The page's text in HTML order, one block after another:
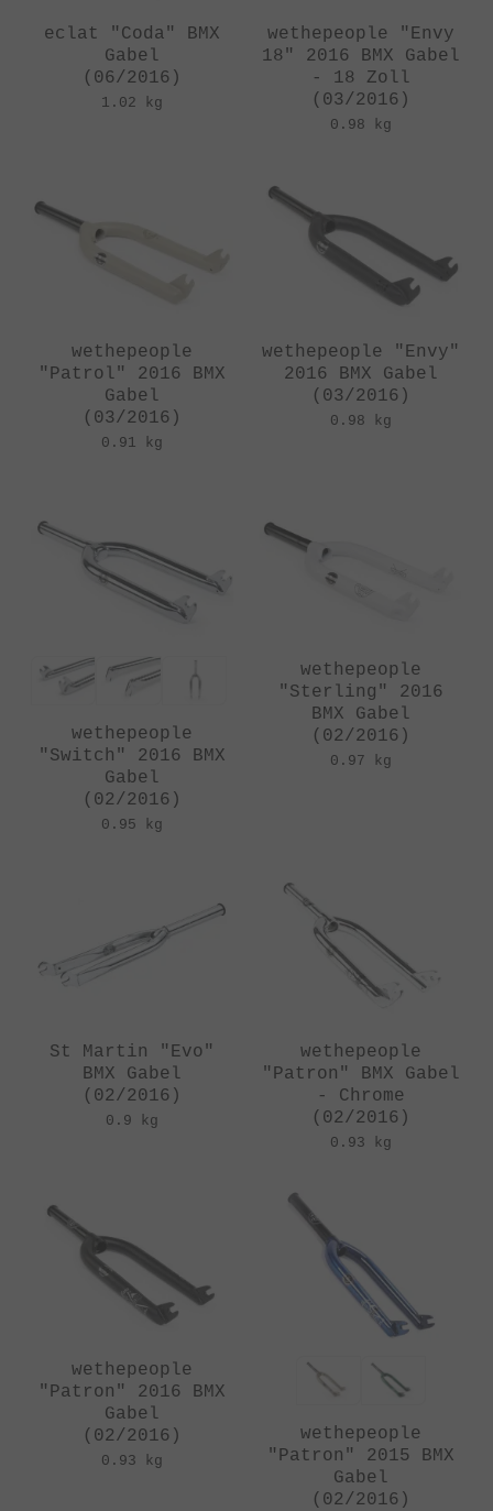
eclat "Coda" BMX
Gabel
(06/2016)
1.02 kg
wethepeople "Envy
18" 2016 BMX Gabel
- 18 Zoll
(03/2016)
0.98 kg
wethepeople
"Patrol" 2016 BMX
Gabel
(03/2016)
0.91 kg
wethepeople "Envy"
2016 BMX Gabel
(03/2016)
0.98 kg
wethepeople
"Switch" 2016 BMX
Gabel
(02/2016)
0.95 kg
wethepeople
"Sterling" 2016
BMX Gabel
(02/2016)
0.97 kg
St Martin "Evo"
BMX Gabel
(02/2016)
0.9 kg
wethepeople
"Patron" BMX Gabel
- Chrome
(02/2016)
0.93 kg
wethepeople
"Patron" 2016 BMX
Gabel
(02/2016)
0.93 kg
wethepeople
"Patron" 2015 BMX
Gabel
(02/2016)